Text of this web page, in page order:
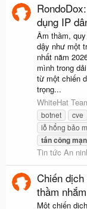
dụng IP
Âm thầm,
dậy như một
nhất năm
mình trong
từ một chiến
trọng...
WhiteHat
botnet cve
lỗ hổng bảo
tấncông
Tin tức An
Chiến
thầm
Một chiến